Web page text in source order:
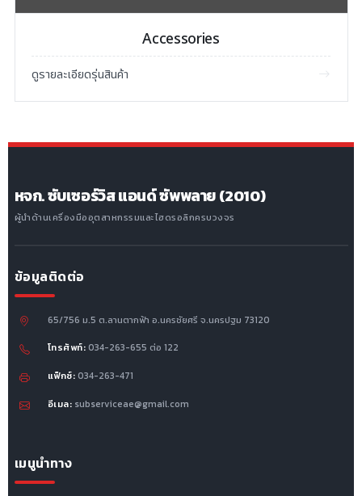
Accessories
ดูรายละเอียดรุ่นสินค้า
หจก. ซับเซอร์วิส แอนด์ ซัพพลาย (2010)
ผู้นำด้านเครื่องมืออุตสาหกรรมและไฮดรอลิกครบวงจร
ข้อมูลติดต่อ
65/756 ม.5 ต.ลานตากฟ้า อ.นครชัยศรี จ.นครปฐม 73120
โทรศัพท์: 034-263-655 ต่อ 122
แฟ็กซ์: 034-263-471
อีเมล: subserviceae@gmail.com
เมนูนำทาง